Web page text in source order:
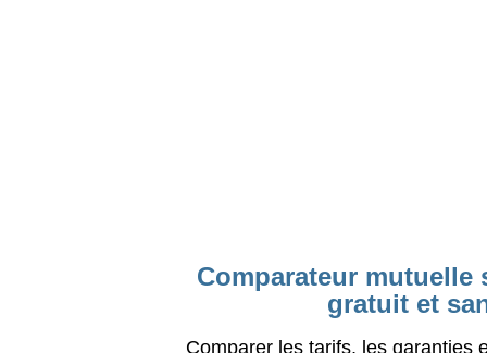
Comparateur mutuelle
gratuit et
Comparer les tarifs, les garanties